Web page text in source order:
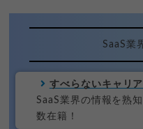
SaaS業
すべらないキャリ
SaaS業界の情報を熟
数在籍！